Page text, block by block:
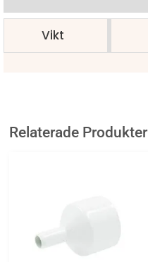
Vikt
Relaterade Produkter